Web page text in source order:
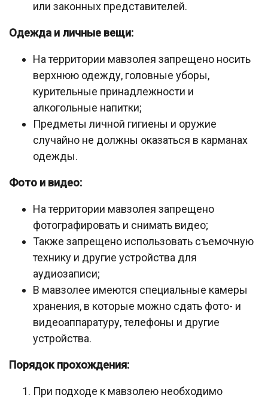
или законных представителей.
Одежда и личные вещи:
На территории мавзолея запрещено носить
верхнюю одежду, головные уборы,
курительные принадлежности и
алкогольные напитки;
Предметы личной гигиены и оружие
случайно не должны оказаться в карманах
одежды.
Фото и видео:
На территории мавзолея запрещено
фотографировать и снимать видео;
Также запрещено использовать съемочную
технику и другие устройства для
аудиозаписи;
В мавзолее имеются специальные камеры
хранения, в которые можно сдать фото- и
видеоаппаратуру, телефоны и другие
устройства.
Порядок прохождения:
При подходе к мавзолею необходимо